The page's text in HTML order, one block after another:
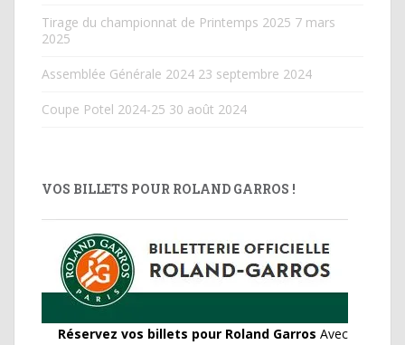
Tirage du championnat de Printemps 2025 7 mars
2025
Assemblée Générale 2024 23 septembre 2024
Coupe Potel 2024-25 30 août 2024
VOS BILLETS POUR ROLAND GARROS !
Réservez vos billets pour Roland Garros Avec